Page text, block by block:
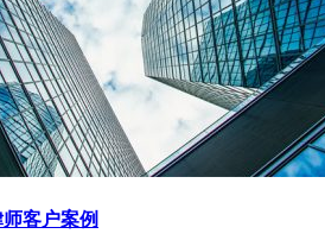
师客户案例